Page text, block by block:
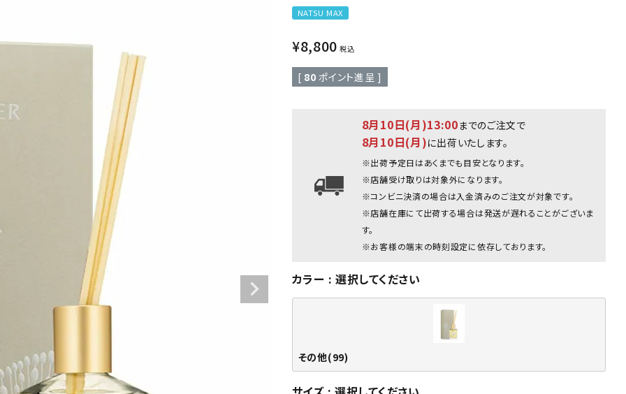
NATSU MAX
¥8,800 税込
[ 80 ポイント進呈 ]
8月10日(月)13:00までのご注文で
8月10日(月)に出荷いたします。
※出荷予定日はあくまでも目安となります。
※店舗受け取りは対象外になります。
※コンビニ決済の場合は入金済みのご注文が対象です。
※店舗在庫にて出荷する場合は発送が遅れることがございま
す。
※お客様の端末の時刻設定に依存しております。
カラー 選択してください
その他(99)